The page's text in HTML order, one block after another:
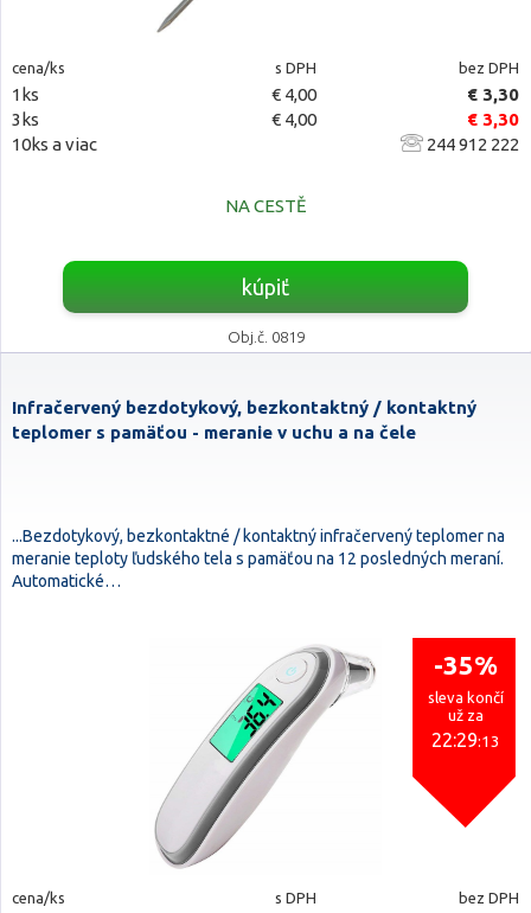
cena/ks s DPH bez DPH
1ks € 4,00
€ 3,30
3ks
€ 4,00
€ 3,30
10ks a viac
244 912 222
NA CESTĚ
kúpiť
Obj.č. 0819
Infračervený bezdotykový, bezkontaktný / kontaktný
teplomer s pamäťou - meranie v uchu a na čele
...Bezdotykový, bezkontaktné / kontaktný infračervený teplomer na
meranie teploty ľudského tela s pamäťou na 12 posledných meraní.
Automatické…
-35%
sleva končí
už za
22:29:12
cena/ks s DPH bez DPH